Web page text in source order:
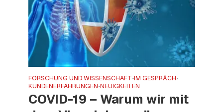
FORSCHUNG UND WISSENSCHAFT•IM GESPRÄCH•
KUNDENERFAHRUNGEN•NEUIGKEITEN
COVID-19 – Warum wir mit